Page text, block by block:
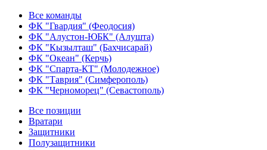
Все команды
ФК "Гвардия" (Феодосия)
ФК "Алустон-ЮБК" (Алушта)
ФК "Кызылташ" (Бахчисарай)
ФК "Океан" (Керчь)
ФК "Спарта-КТ" (Молодежное)
ФК "Таврия" (Симферополь)
ФК "Черноморец" (Севастополь)
Все позиции
Вратари
Защитники
Полузащитники